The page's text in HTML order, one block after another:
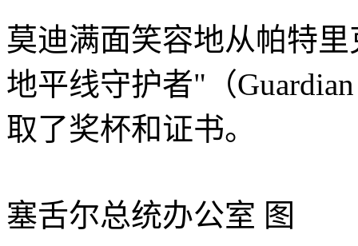
莫迪满面笑容地从帕特
地平线守护者"（
取了奖杯和证书。
塞舌尔总统办公室 图